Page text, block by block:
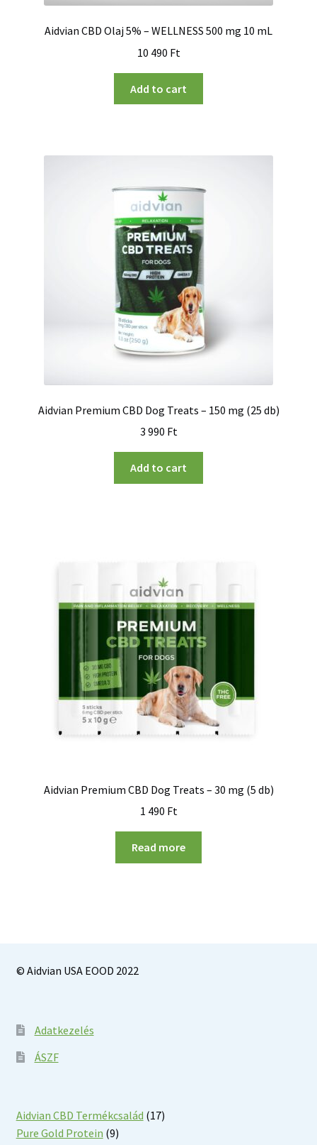
Aidvian CBD Olaj 5% – WELLNESS 500 mg 10 mL
10 490 Ft
Add to cart
Aidvian Premium CBD Dog Treats – 150 mg (25 db)
3 990 Ft
Add to cart
Aidvian Premium CBD Dog Treats – 30 mg (5 db)
1 490 Ft
Read more
© Aidvian USA EOOD 2022
Adatkezelés
ÁSZF
Aidvian CBD Termékcsalád 1717
Pure Gold Protein 99